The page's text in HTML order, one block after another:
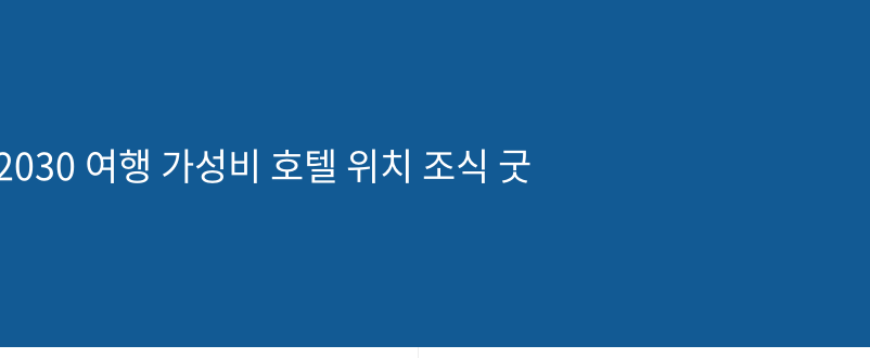
여행 가성비 호텔 위치 조식 굿